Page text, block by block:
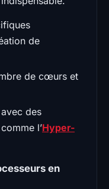
de
de cœurs et
des
l’Hyper-
en